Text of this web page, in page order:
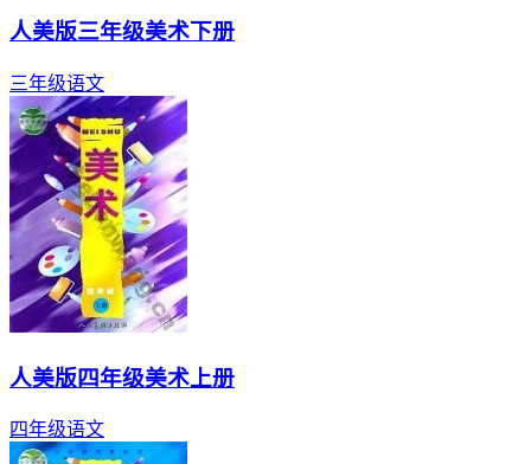
人美版三年级美术下册
三年级语文
人美版四年级美术上册
四年级语文